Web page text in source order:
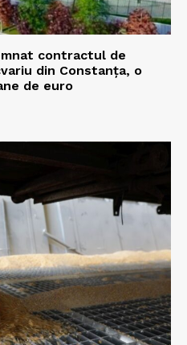
contractul de
din Constanța, o
de euro